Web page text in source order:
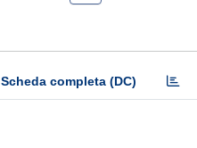
Scheda completa (DC)